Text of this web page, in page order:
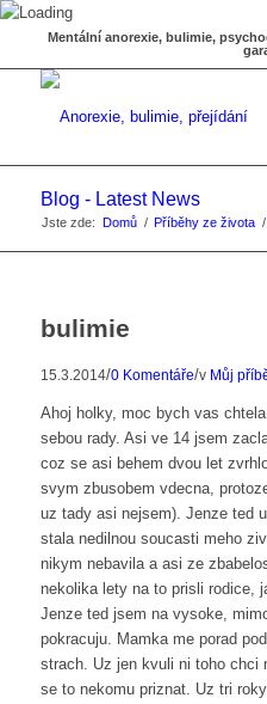
Mentální anorexie, bulimie,
Blog - Latest News
Jste zde: Domů / Příběhy ze života /
bulimie
15.3.2014/0 Komentáře/v Můj
Ahoj holky, moc bych vas
sebou rady. Asi ve 14 jsem
coz se asi behem dvou let
svym zbusobem vdecna,
uz tady asi nejsem). Jenze ted
stala nedilnou soucasti meho
nikym nebavila a asi ze
nekolika lety na to prisli rodice,
Jenze ted jsem na vysoke,
pokracuju. Mamka me porad
strach. Uz jen kvuli ni toho chci
se to nekomu priznat. Uz tri